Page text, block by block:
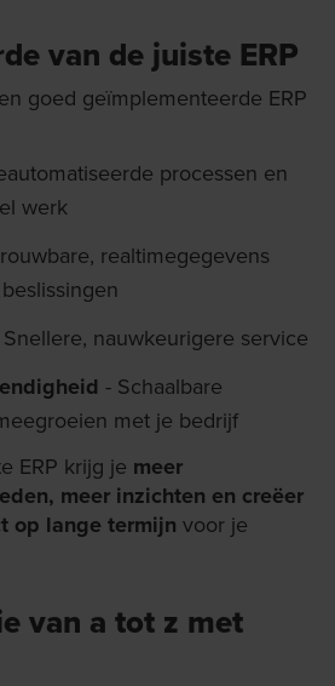
van de juiste ERP
goed geïmplementeerde ERP
processen en
werk
realtimegegevens
nauwkeurigere service
- Schaalbare
met je bedrijf
ERP krijg je meer
meer inzichten en creëer
op lange termijn voor je
van a tot z met